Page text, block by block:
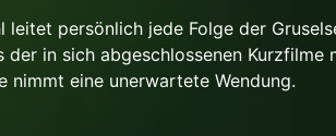
leitet persönlich jede Folge der
der in sich abgeschlossenen Kurzfilme
nimmt eine unerwartete Wendung.